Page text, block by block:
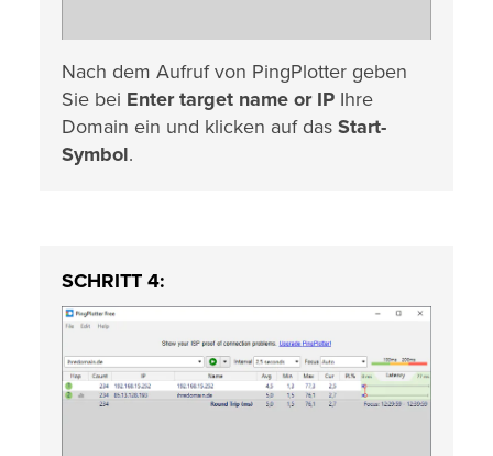
Nach dem Aufruf von PingPlotter geben
Sie bei Enter target name or IP Ihre
Domain ein und klicken auf das Start-
Symbol.
SCHRITT 4: